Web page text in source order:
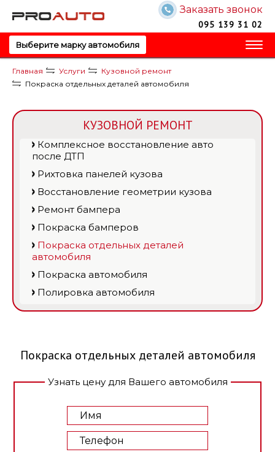
Заказать звонок
095 139 31 02
Выберите марку автомобиля
Главная Услуги
Кузовной ремонт
Покраска отдельных деталей автомобиля
КУЗОВНОЙ РЕМОНТ
Комплексное восстановление авто
после ДТП
Рихтовка панелей кузова
Восстановление геометрии кузова
Ремонт бампера
Покраска бамперов
Покраска отдельных деталей
автомобиля
Покраска автомобиля
Полировка автомобиля
Покраска отдельных деталей автомобиля
Узнать цену для Вашего автомобиля
Перезвоните мне!
Отправить
Запись на обслуживание!
Ваше имя
Ваш телефон
Отправить
Запись на обслуживание!
Ваше имя
Ваш телефон
Ваш вопрос?
Отправить